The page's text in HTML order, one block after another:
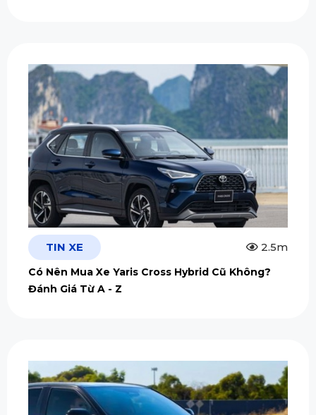
TIN XE 2.5m
Có Nên Mua Xe Yaris Cross Hybrid Cũ Không?
Đánh Giá Từ A - Z